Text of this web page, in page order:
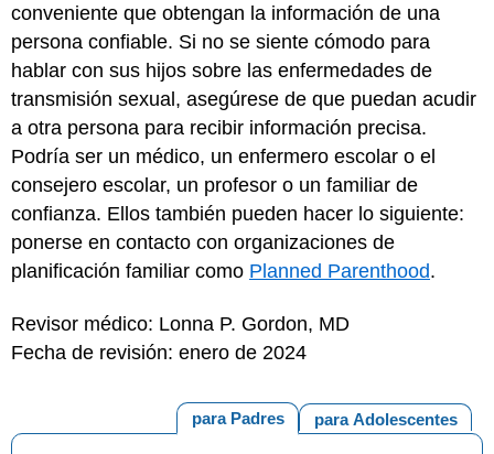
conveniente que obtengan la información de una
persona confiable. Si no se siente cómodo para
hablar con sus hijos sobre las enfermedades de
transmisión sexual, asegúrese de que puedan acudir
a otra persona para recibir información precisa.
Podría ser un médico, un enfermero escolar o el
consejero escolar, un profesor o un familiar de
confianza. Ellos también pueden hacer lo siguiente:
ponerse en contacto con organizaciones de
planificación familiar como Planned Parenthood.
Revisor médico: Lonna P. Gordon, MD
Fecha de revisión: enero de 2024
para Adolescentes
para Padres